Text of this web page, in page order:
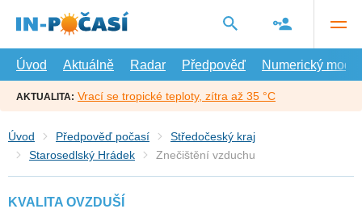
hlavní
Úvod
Aktuálně Radar Předpověď Numerický model
AKTUALITA: Vrací se tropické teploty, zítra až 35 °C
Úvod Předpověď počasí
Středočeský kraj
Starosedlský Hrádek
Znečištění vzduchu
KVALITA OVZDUŠÍ